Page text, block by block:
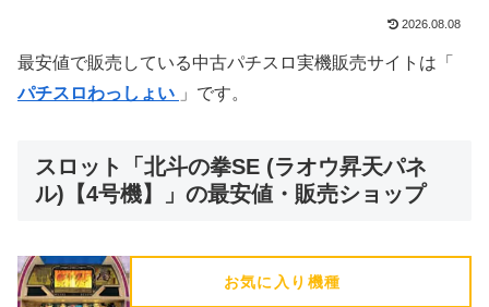
2026.08.08
最安値で販売している中古パチスロ実機販売サイトは「
パチスロわっしょい 」です。
スロット「北斗の拳SE (ラオウ昇天パネ
ル)【4号機】」の最安値・販売ショップ
お気に入り機種